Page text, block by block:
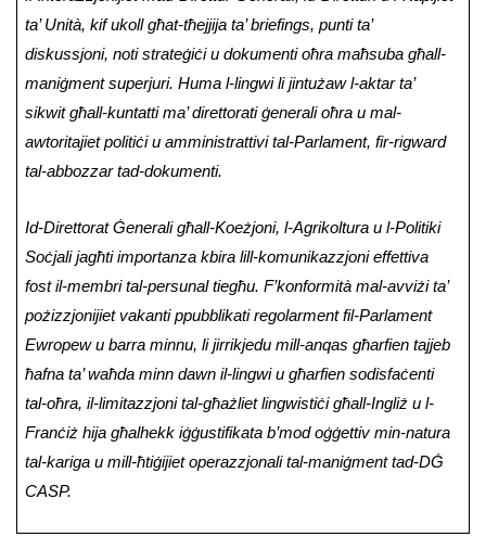
ta’ Unità, kif ukoll għat-tħejjija ta’ briefings, punti ta’
diskussjoni, noti strateġiċi u dokumenti oħra maħsuba għall-
maniġment superjuri. Huma l-lingwi li jintużaw l-aktar ta’
sikwit għall-kuntatti ma’ direttorati ġenerali oħra u mal-
awtoritajiet politiċi u amministrattivi tal-Parlament, fir-rigward
tal-abbozzar tad-dokumenti.
Id-Direttorat Ġenerali għall-Koeżjoni, l-Agrikoltura u l-Politiki
Soċjali jagħti importanza kbira lill-komunikazzjoni effettiva
fost il-membri tal-persunal tiegħu. F’konformità mal-avviżi ta’
pożizzjonijiet vakanti ppubblikati regolarment fil-Parlament
Ewropew u barra minnu, li jirrikjedu mill-anqas għarfien tajjeb
ħafna ta’ waħda minn dawn il-lingwi u għarfien sodisfaċenti
tal-oħra,il-limitazzjoni tal-għażliet lingwistiċi għall-Ingliż u l-
Franċiż hija għalhekk iġġustifikata b’mod oġġettiv min-natura
tal-kariga u mill-ħtiġijiet operazzjonali tal-maniġment tad-DĠ
CASP.